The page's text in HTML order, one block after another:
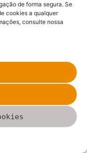
de forma segura. Se
cookies a qualquer
consulte nossa
está fortemente
em fornecer
para os clientes